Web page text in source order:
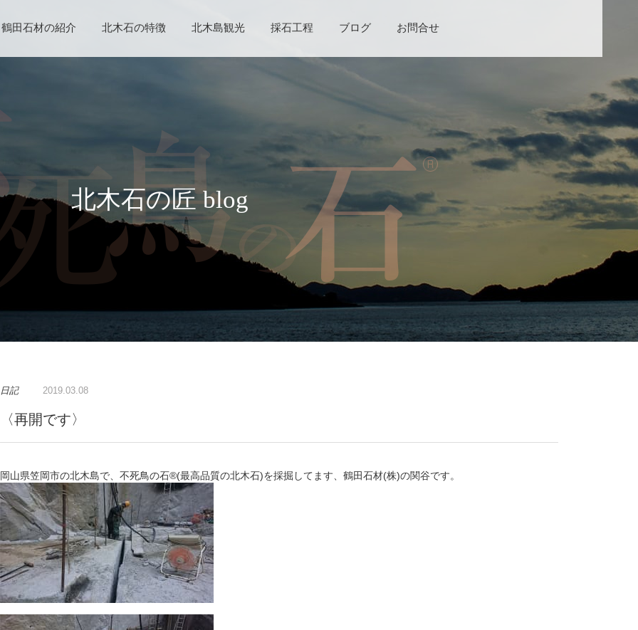
鶴田石材の紹介 北木石の特徴 北木島観光 採石工程 ブログ お問合せ
北木石の匠 blog
日記 2019.03.08
〈再開です〉
岡山県笠岡市の北木島で、不死鳥の石®️(最高品質の北木石)を採掘してます、鶴田石材(株)の関谷です。